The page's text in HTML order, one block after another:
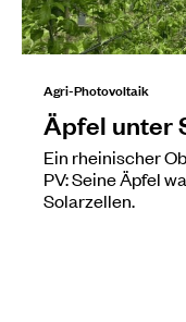
Agri-Photovoltaik
Äpfel unter
Ein rheinischer
PV: Seine Äpfel
Solarzellen.